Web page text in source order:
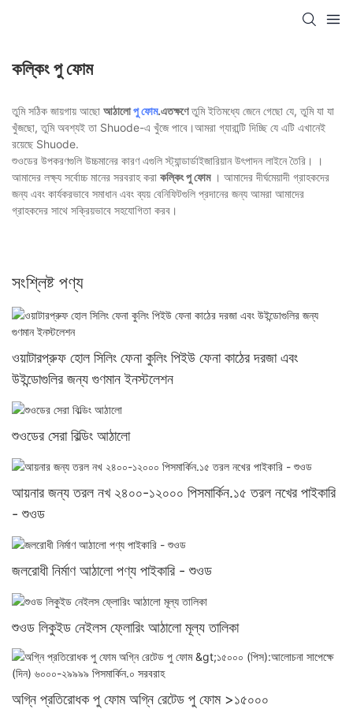
কল্কিং পু ফোম
তুমি সঠিক জায়গায় আছো আঠালোপু ফোম.এতক্ষণেতুমি ইতিমধ্যে জেনে গেছো যে, তুমি যা যা
খুঁজছো, তুমি অবশ্যই তা Shuode-এ খুঁজে পাবে।আমরা গ্যারান্টি দিচ্ছি যে এটি এখানেই
রয়েছে Shuode.
শুওডের উপকরণগুলি উচ্চমানের কারণ এগুলি স্ট্যান্ডার্ডাইজারিয়ান উৎপাদন লাইনে তৈরি। ।
আমাদের লক্ষ্য সর্বোচ্চ মানের সরবরাহ করা কল্কিং পু ফোম। আমাদের দীর্ঘমেয়াদী গ্রাহকদের
জন্য এবং কার্যকরভাবে সমাধান এবং ব্যয় বেনিফিটগুলি প্রদানের জন্য আমরা আমাদের
গ্রাহকদের সাথে সক্রিয়ভাবে সহযোগিতা করব।
সংশ্লিষ্ট পণ্য
ওয়াটারপ্রুফ হোল সিলিং ফেনা কুলিং পিইউ ফেনা কাঠের দরজা এবং
উইন্ডোগুলির জন্য গুণমান ইনস্টলেশন
শুওডের সেরা বিল্ডিং আঠালো
আয়নার জন্য তরল নখ ২৪০০-১২০০০ পিসমার্কিন.১৫ তরল নখের পাইকারি
- শুওড
জলরোধী নির্মাণ আঠালো পণ্য পাইকারি - শুওড
শুওড লিকুইড নেইলস ফ্লোরিং আঠালো মূল্য তালিকা
অগ্নি প্রতিরোধক পু ফোম অগ্নি রেটেড পু ফোম >১৫০০০